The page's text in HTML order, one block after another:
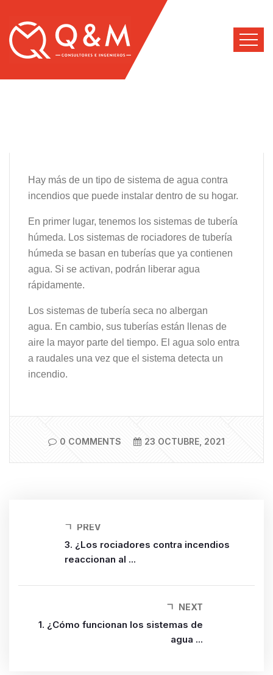
Hay más de un tipo de sistema de agua contra
incendios que puede instalar dentro de su hogar.
En primer lugar, tenemos los sistemas de tubería
húmeda. Los sistemas de rociadores de tubería
húmeda se basan en tuberías que ya contienen
agua. Si se activan, podrán liberar agua
rápidamente.
Los sistemas de tubería seca no albergan
agua. En cambio, sus tuberías están llenas de
aire la mayor parte del tiempo. El agua solo entra
a raudales una vez que el sistema detecta un
incendio.
0 COMMENTS 23 OCTUBRE, 2021
PREV
3. ¿Los rociadores contra incendios
reaccionan al ...
NEXT
1. ¿Cómo funcionan los sistemas de
agua ...